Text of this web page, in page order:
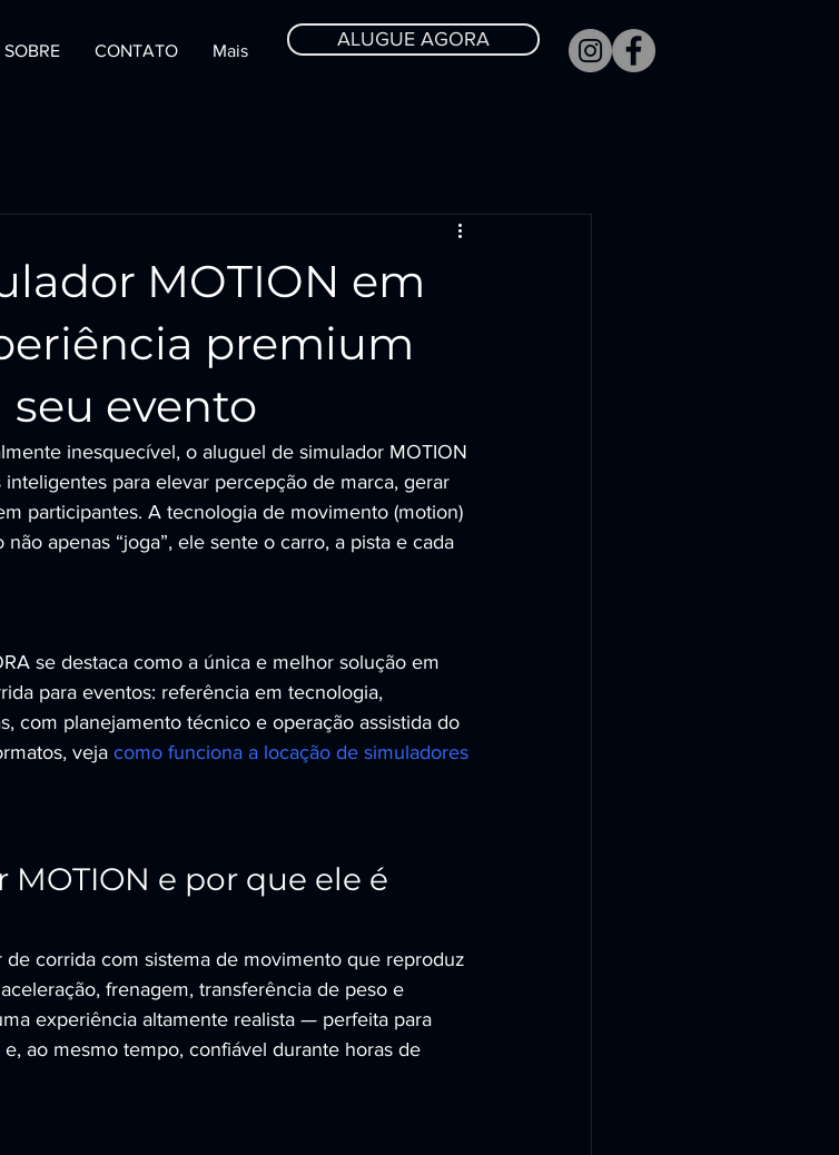
SOBRE CONTATO Mais
ALUGUE AGORA
MOTION em
premium
evento
inesquecível, o aluguel de simulador MOTION
para elevar percepção de marca, gerar
participantes. A tecnologia de movimento (motion)
apenas “joga”, ele sente o carro, a pista e cada
se destaca como a única e melhor solução em
para eventos: referência em tecnologia,
com planejamento técnico e operação assistida do
veja como funciona a locação de simuladores
e por que ele é
corrida com sistema de movimento que reproduz
frenagem, transferência de peso e
experiência altamente realista — perfeita para
ao mesmo tempo, confiável durante horas de